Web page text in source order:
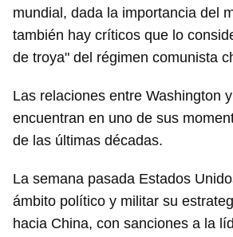
mundial, dada la importancia del
también hay críticos que lo
de troya" del régimen comunista
Las relaciones entre Washington
encuentran en uno de sus
de las últimas décadas.
La semana pasada Estados
ámbito político y militar su
hacia China, con sanciones a la